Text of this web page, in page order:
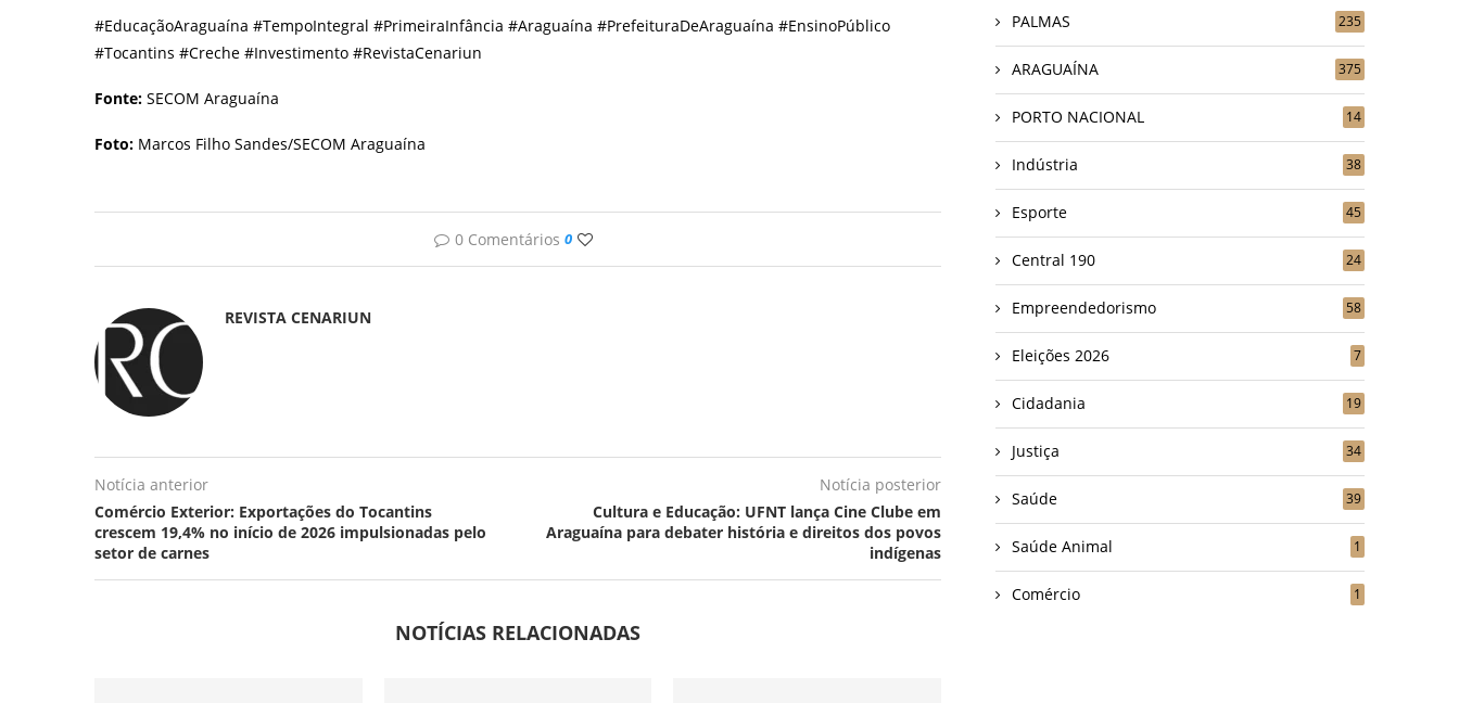
#EducaçãoAraguaína #TempoIntegral #PrimeiraInfância #Araguaína #PrefeituraDeAraguaína #EnsinoPúblico
#Tocantins #Creche #Investimento #RevistaCenariun
Fonte: SECOM Araguaína
Foto: Marcos Filho Sandes/SECOM Araguaína
0 Comentários 0
REVISTA CENARIUN
Notícia anterior
Comércio Exterior: Exportações do Tocantins
crescem 19,4% no início de 2026 impulsionadas pelo
setor de carnes
Notícia posterior
Cultura e Educação: UFNT lança Cine Clube em
Araguaína para debater história e direitos dos povos
indígenas
NOTÍCIAS RELACIONADAS
PALMAS 235
ARAGUAÍNA 375
PORTO NACIONAL 14
Indústria 38
Esporte 45
Central 190 24
Empreendedorismo 58
Eleições 2026 7
Cidadania 19
Justiça 34
Saúde 39
Saúde Animal 1
Comércio 1